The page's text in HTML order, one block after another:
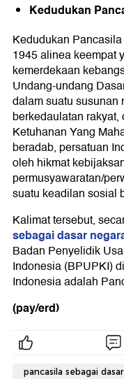
Kedudukan
Kedudukan
1945 alinea keempat
kemerdekaan
Undang-undang
dalam suatu
berkedaulatan
Ketuhanan Yang
beradab, persatuan
oleh hikmat
permusyawaratan/
suatu keadilan sosial
Kalimat tersebut,
sebagai dasar
Badan Penyelidik
Indonesia (BPUPKI)
Indonesia adalah
(pay/erd)
pancasila sebagai